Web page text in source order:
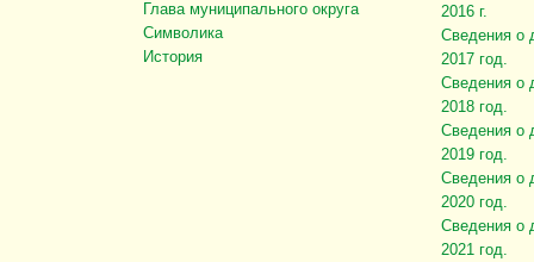
Глава муниципального округа
Символика
История
2016 г.
Сведения о
2017 год.
Сведения о
2018 год.
Сведения о
2019 год.
Сведения о
2020 год.
Сведения о
2021 год.